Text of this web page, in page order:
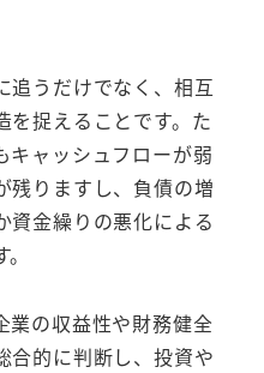
追うだけでなく、相互
を捉えることです。た
キャッシュフローが弱
残りますし、負債の増
資金繰りの悪化による
業の収益性や財務健全
合的に判断し、投資や